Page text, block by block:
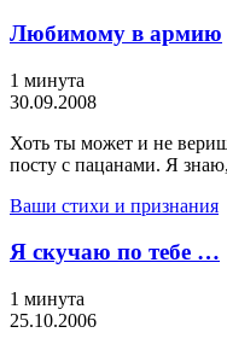
Любимому в армию
1 минута
30.09.2008
Хоть ты может и не
посту с пацанами. Я
Ваши стихи и признания
Я скучаю по тебе …
1 минута
25.10.2006